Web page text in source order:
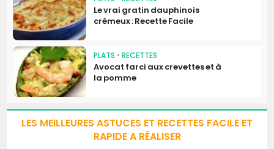
Le vrai gratin dauphinois
crémeux : Recette Facile
PLATS • RECETTES
Avocat farci aux crevettes et à
la pomme
LES MEILLEURES ASTUCES ET RECETTES FACILE ET
RAPIDE A RÉALISER